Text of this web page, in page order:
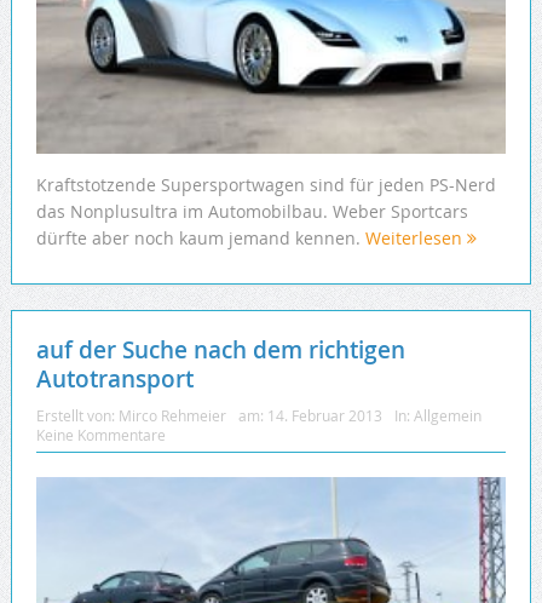
Kraftstotzende Supersportwagen sind für jeden PS-Nerd
das Nonplusultra im Automobilbau. Weber Sportcars
dürfte aber noch kaum jemand kennen. Weiterlesen
auf der Suche nach dem richtigen
Autotransport
Erstellt von: Mirco Rehmeier am: 14. Februar 2013 In: Allgemein
Keine Kommentare